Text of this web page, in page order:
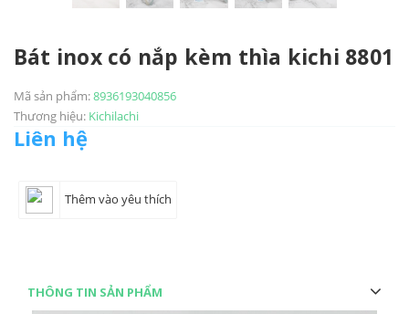
Bát inox có nắp kèm thìa kichi 8801
Mã sản phẩm:8936193040856
Thương hiệu: Kichilachi
Liên hệ
Thêm vào yêu thích
THÔNG TIN SẢN PHẨM